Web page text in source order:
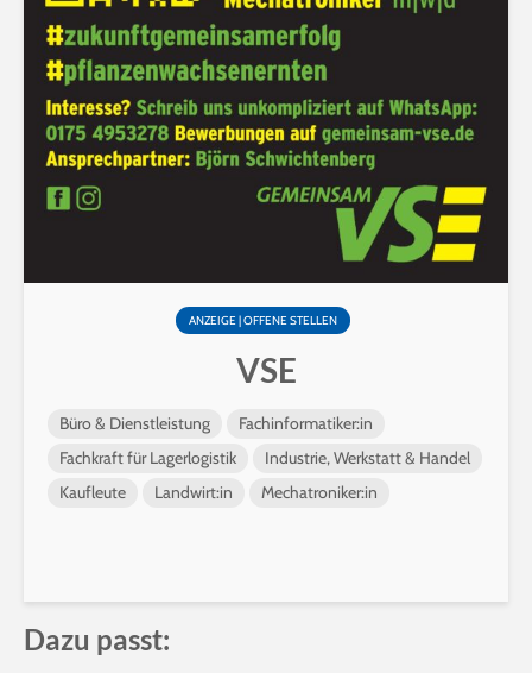
ANZEIGE | OFFENE STELLEN
VSE
Büro & Dienstleistung
Fachinformatiker:in
Fachkraft für Lagerlogistik
Industrie, Werkstatt & Handel
Kaufleute
Landwirt:in Mechatroniker:in
Dazu passt: